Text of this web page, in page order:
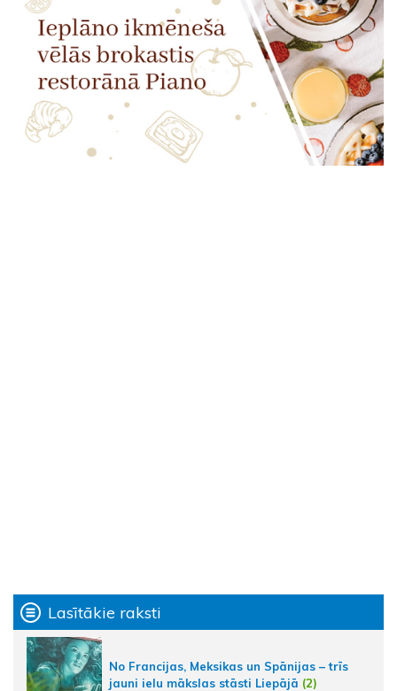
Lasītākie raksti
No Francijas, Meksikas un Spānijas – trīs
jauni ielu mākslas stāsti Liepājā (2)